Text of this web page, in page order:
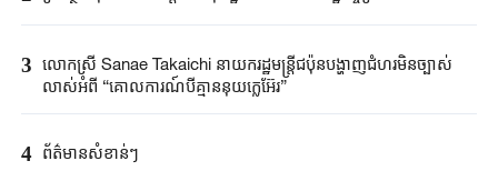
3 លោកស្រី Sanae ​Takaichi ​នាយករដ្ឋមន្ត្រី​ជប៉ុន​បង្ហាញជំហរមិន​ច្បាស់​
លាស់​អំពី ​“គោលការណ៍បី​គ្មាននុយក្លេអ៊ែរ​”​
4 ព័ត៌មានសំខាន់ៗ